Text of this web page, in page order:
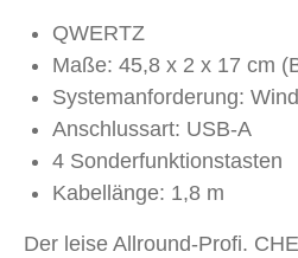
QWERTZ
Maße: 45,8 x 2 x 17 cm
Systemanforderung:
Anschlussart: USB-A
4 Sonderfunktionstasten
Kabellänge: 1,8 m
Der leise Allround-Profi.